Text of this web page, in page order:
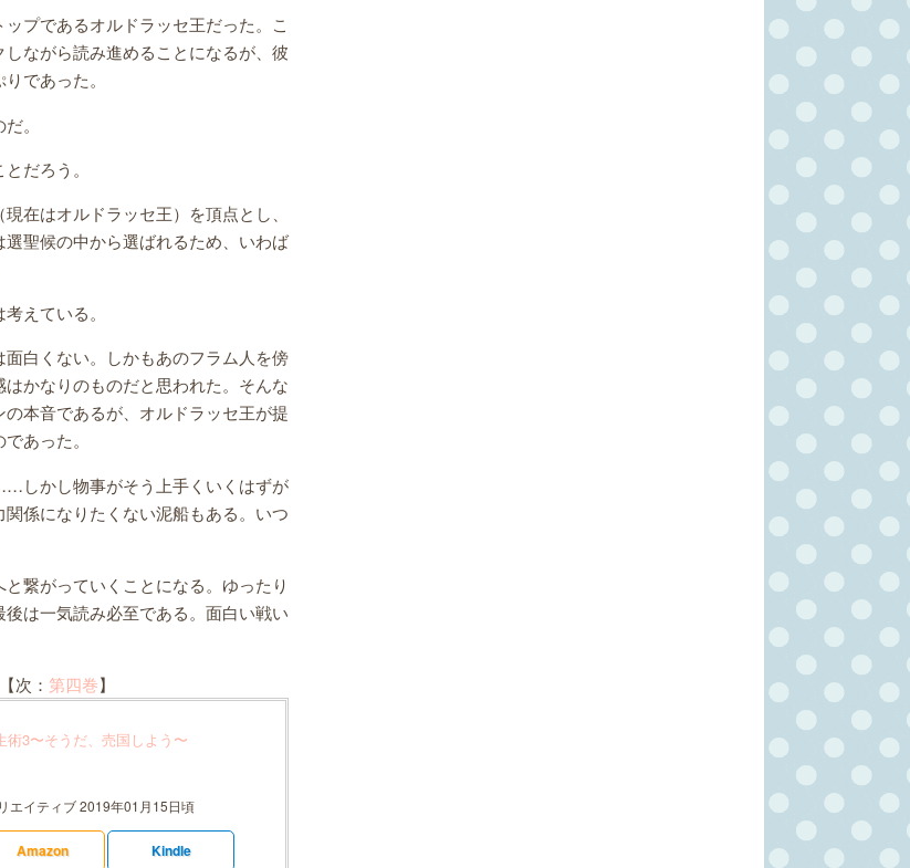
プであるオルドラッセ王だった。こ
ながら読み進めることになるが、彼
であった。
。
だろう。
在はオルドラッセ王）を頂点とし、
聖候の中から選ばれるため、いわば
えている。
白くない。しかもあのフラム人を傍
かなりのものだと思われた。そんな
本音であるが、オルドラッセ王が提
あった。
しかし物事がそう上手くいくはずが
係になりたくない泥船もある。いつ
繋がっていくことになる。ゆったり
は一気読み必至である。面白い戦い
次： 第四巻】
術3〜そうだ、売国しよう〜
エイティブ 2019年01月15日頃
Amazon Kindle